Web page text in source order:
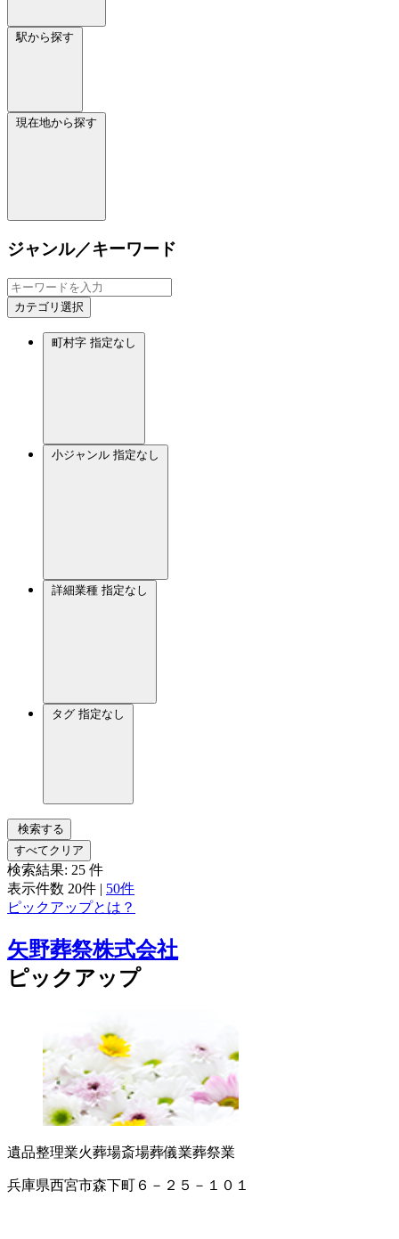
駅から探す
現在地から探す
ジャンル／キーワード
カテゴリ選択
町村字 指定なし
小ジャンル 指定なし
詳細業種 指定なし
タグ 指定なし
検索する
すべてクリア
検索結果: 25 件
表示件数 20件 | 50件
ピックアップとは？
矢野葬祭株式会社
ピックアップ
遺品整理業火葬場斎場葬儀業葬祭業
兵庫県西宮市森下町６－２５－１０１